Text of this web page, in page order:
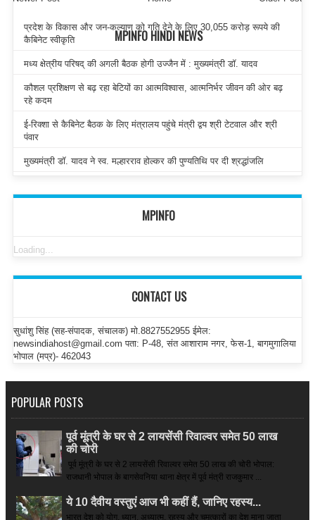
MPINFO HINDI NEWS
प्रदेश के विकास और जन-कल्याण को गति देने के लिए 30,055 करोड़ रूपये की
कैबिनेट स्वीकृति
मध्य क्षेत्रीय परिषद् की अगली बैठक होगी उज्जैन में : मुख्यमंत्री डॉ. यादव
कौशल प्रशिक्षण से बढ़ रहा बेटियों का आत्मविश्वास, आत्मनिर्भर जीवन की ओर बढ़
रहे कदम
ई-रिक्शा से कैबिनेट बैठक के लिए मंत्रालय पहुंचे मंत्री द्वय श्री टेटवाल और श्री
पंवार
मुख्यमंत्री डॉ. यादव ने स्व. मल्हारराव होल्कर की पुण्यतिथि पर दी श्रद्धांजलि
MPINFO
Loading...
CONTACT US
सुधांशु सिंह (सह-संपादक, संचालक) मो.8827552955 ईमेल:
newsindiahost@gmail.com पता: P-48, संत आशाराम नगर, फेस-1, बागमुगालिया
भोपाल (मप्र)- 462043
POPULAR POSTS
पूर्व मूंत्री के घर से 2 लायसेंसी रिवाल्वर समेत 50 लाख
की चोरी
पूर्व मूंत्री के घर से 2 लायसेंसी रिवाल्वर समेत 50 लाख की चोरी भोपाल:
राजधानी भोपाल के बागसेवनिया थाना क्षेत्र में पूर्व मंत्री राजकुमार ...
ये 10 दैवीय वस्तुएं आज भी कहीं हैं, जानिए रहस्य...
भारत देश को योग, ध्यान, अध्यात्म, रहस्य और चमत्कारों का देश माना जाता